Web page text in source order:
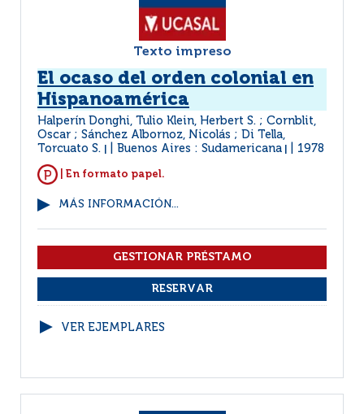
Texto impreso
El ocaso del orden colonial en
Hispanoamérica
Halperín Donghi, Tulio Klein, Herbert S. ; Cornblit,
Oscar ; Sánchez Albornoz, Nicolás ; Di Tella,
Torcuato S.
Buenos Aires : Sudamericana 1978
| En formato papel.
MÁS INFORMACIÓN...
VER EJEMPLARES